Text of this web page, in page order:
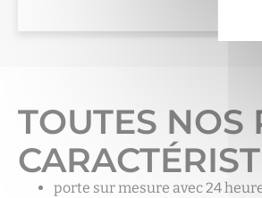
TOUTES NOS
porte sur mesure avec 24